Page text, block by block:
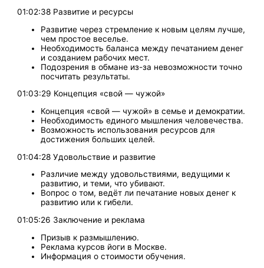
01:02:38 Развитие и ресурсы
Развитие через стремление к новым целям лучше,
чем простое веселье.
Необходимость баланса между печатанием денег
и созданием рабочих мест.
Подозрения в обмане из-за невозможности точно
посчитать результаты.
01:03:29 Концепция «свой — чужой»
Концепция «свой — чужой» в семье и демократии.
Необходимость единого мышления человечества.
Возможность использования ресурсов для
достижения больших целей.
01:04:28 Удовольствие и развитие
Различие между удовольствиями, ведущими к
развитию, и теми, что убивают.
Вопрос о том, ведёт ли печатание новых денег к
развитию или к гибели.
01:05:26 Заключение и реклама
Призыв к размышлению.
Реклама курсов йоги в Москве.
Информация о стоимости обучения.